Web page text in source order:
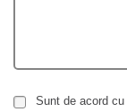
Sunt de acord cu